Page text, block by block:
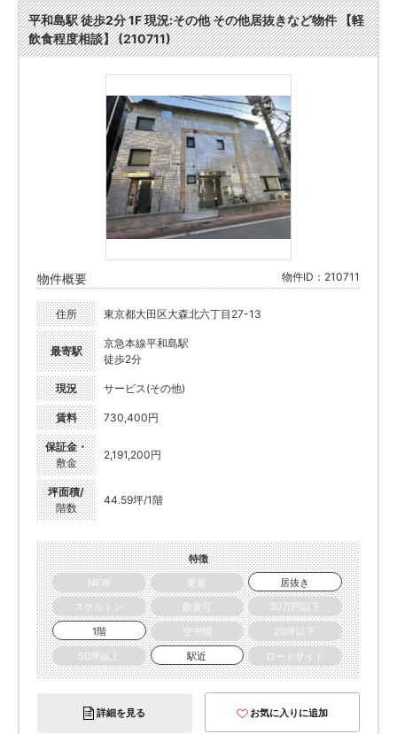
平和島駅 徒歩2分 1F 現況:その他 その他居抜きなど物件 【軽
飲食程度相談】 (210711)
物件概要 物件ID：210711
住所 東京都大田区大森北六丁目27-13
最寄駅
京急本線平和島駅
徒歩2分
現況 サービス(その他)
賃料 730,400円
保証金・
敷金
2,191,200円
坪面積/
階数
44.59坪/1階
特徴
NEW
更新
居抜き
スケルトン
飲食可
30万円以下
1階
空中階
20坪以下
50坪以上
駅近 ロードサイド
詳細を見る お気に入りに追加